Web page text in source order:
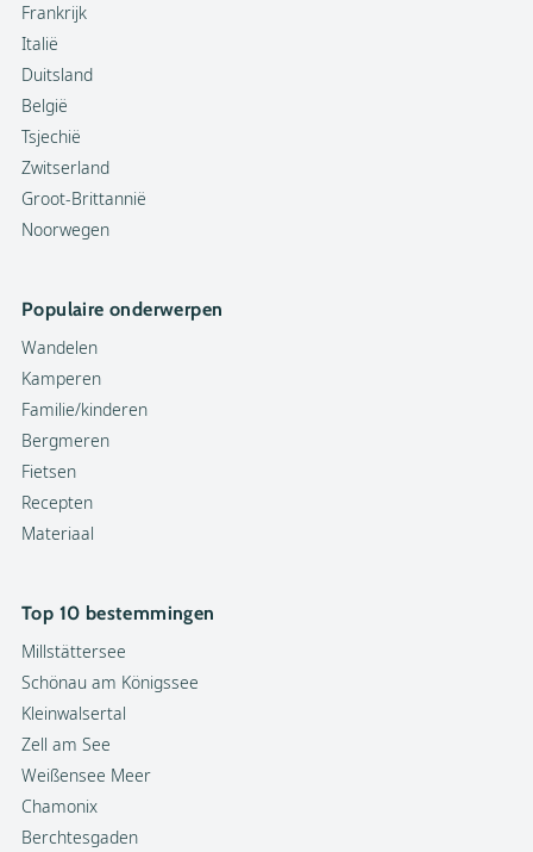
Frankrijk
Italië
Duitsland
België
Tsjechië
Zwitserland
Groot-Brittannië
Noorwegen
Populaire onderwerpen
Wandelen
Kamperen
Familie/kinderen
Bergmeren
Fietsen
Recepten
Materiaal
Top 10 bestemmingen
Millstättersee
Schönau am Königssee
Kleinwalsertal
Zell am See
Weißensee Meer
Chamonix
Berchtesgaden